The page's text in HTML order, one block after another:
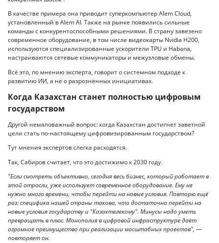
В качестве примера она приводит суперкомпьютер Alem Cloud,
установленный в Alem AI. Также на рынке появились сильные
команды с конкурентоспособными решениями. В страну завезено
современное оборудование, в том числе видеокарты Nvidia H200,
используются специализированные ускорители TPU и Habana,
настраиваются сетевые коммуникаторы и межузловые обмены.
Всё это, по мнению эксперта, говорит о системном подходе к
развитию ИИ, а не о разрозненных инициативах.
Когда Казахстан станет полностью цифровым
государством
Другой немаловажный вопрос: когда Казахстан достигнет заветной
цели стать по-настоящему цифровизированным государством?
Тут мнения экспертов слегка расходятся.
Так, Сабиров считает, что это достижимо к 2030 году.
"Если смотреть объективно, сегодня весь бизнес, который работает в
этой отрасли, уже использует современное оборудование. Ему не
нужно много времени, чтобы перейти на новые условия. Повторю ещё
раз: специфика нашей страны такова, что достаточно перейти на
новые условия государству и "Казахтелекому". Минусы надо уметь
превращать в плюс. Монополия в цифровой инфраструктуре даёт
огромное преимущество при реализации масштабных проектов", —
повторяет он.